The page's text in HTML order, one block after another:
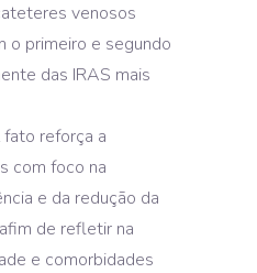
venosos
o primeiro e segundo
das IRAS mais
reforça a
com foco na
e da redução da
de refletir na
e comorbidades